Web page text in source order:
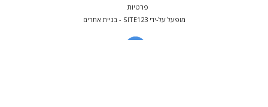
פרטיות
מופעל על-ידיSITE123
-בניית אתרים